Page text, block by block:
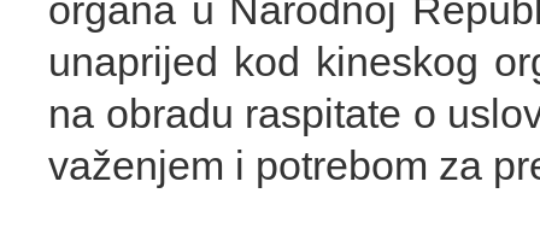
organa u Narodnoj
unaprijed kod kineskog
na obradu raspitate o
važenjem i potrebom za